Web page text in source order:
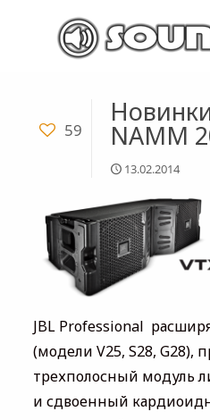
59 NAMM
13.02.2014
JBL Professional
(модели V25, S28, G28),
трехполосный модуль
и сдвоенный